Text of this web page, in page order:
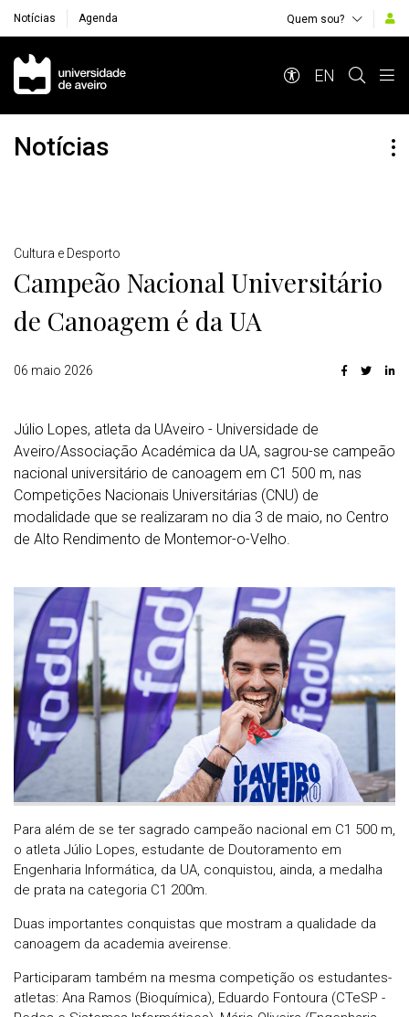
Notícias Agenda Quem sou?
Navegação Principal
EN
Notícias
Detalhes
Cultura e Desporto
Campeão Nacional Universitário
de Canoagem é da UA
06 maio 2026
Júlio Lopes, atleta da UAveiro - Universidade de
Aveiro/Associação Académica da UA, sagrou-se campeão
nacional universitário de canoagem em C1 500 m, nas
Competições Nacionais Universitárias (CNU) de
modalidade que se realizaram no dia 3 de maio, no Centro
de Alto Rendimento de Montemor-o-Velho.
Para além de se ter sagrado campeão nacional em C1 500 m,
o atleta Júlio Lopes, estudante de Doutoramento em
Engenharia Informática, da UA, conquistou, ainda, a medalha
de prata na categoria C1 200m.
Duas importantes conquistas que mostram a qualidade da
canoagem da academia aveirense.
Participaram também na mesma competição os estudantes-
atletas: Ana Ramos (Bioquímica), Eduardo Fontoura (CTeSP -